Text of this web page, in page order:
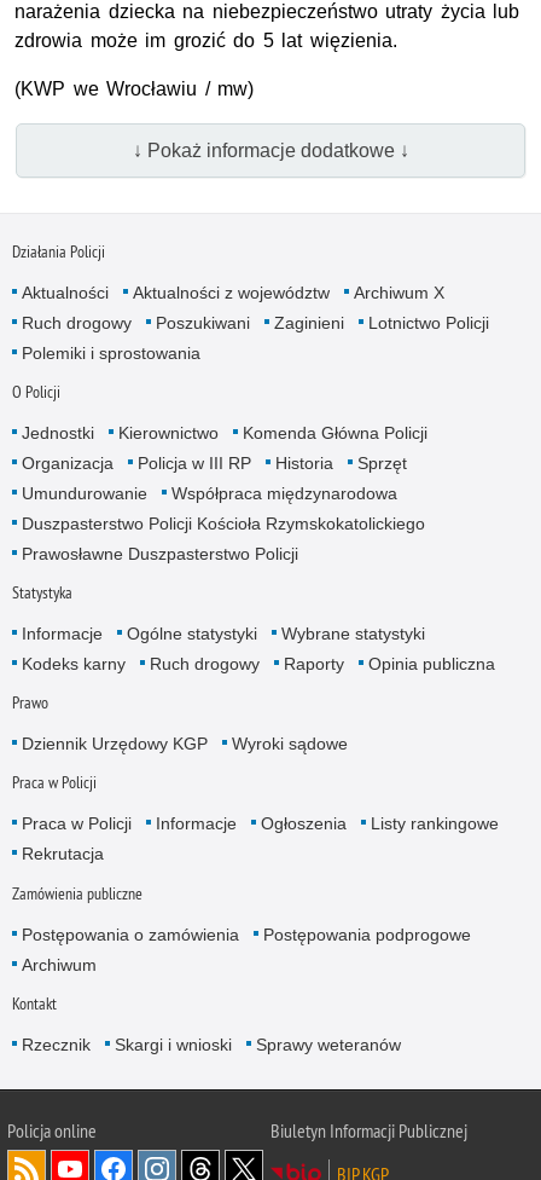
narażenia dziecka na niebezpieczeństwo utraty życia lub
zdrowia może im grozić do 5 lat więzienia.
(KWP we Wrocławiu / mw)
↓ Pokaż informacje dodatkowe ↓
Działania Policji
Aktualności Aktualności z województw
Archiwum X
Ruch drogowy
Poszukiwani Zaginieni
Lotnictwo Policji
Polemiki i sprostowania
O Policji
Jednostki Kierownictwo
Komenda Główna Policji
Organizacja
Policja w III RP Historia
Sprzęt
Umundurowanie
Współpraca międzynarodowa
Duszpasterstwo Policji Kościoła Rzymskokatolickiego
Prawosławne Duszpasterstwo Policji
Statystyka
Informacje Ogólne statystyki
Wybrane statystyki
Kodeks karny
Ruch drogowy Raporty Opinia publiczna
Prawo
Dziennik Urzędowy KGP Wyroki sądowe
Praca w Policji
Praca w Policji Informacje Ogłoszenia
Listy rankingowe
Rekrutacja
Zamówienia publiczne
Postępowania o zamówienia
Postępowania podprogowe
Archiwum
Kontakt
Rzecznik Skargi i wnioski Sprawy weteranów
Policjaonline
Biuletyn Informacji Publicznej
BIP KGP